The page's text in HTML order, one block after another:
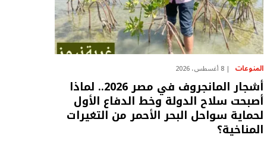
المنوعات 8 أغسطس، 2026
أشجار المانجروف في مصر 2026.. لماذا
أصبحت سلاح الدولة وخط الدفاع الأول
لحماية سواحل البحر الأحمر من التغيرات
المناخية؟